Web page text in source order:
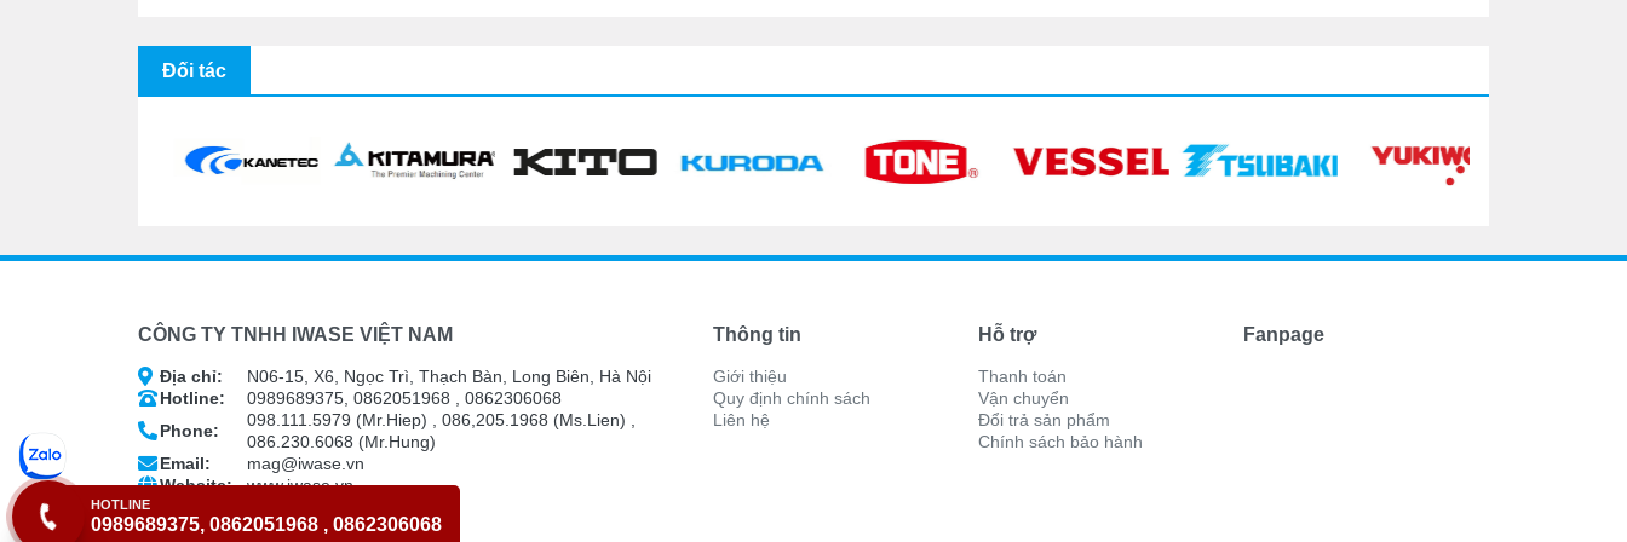
Đối tác
CÔNG TY TNHH IWASE VIỆT NAM
Địa chỉ:
N06-15, X6, Ngọc Trì, Thạch Bàn, Long Biên, Hà Nội
Hotline:
0989689375, 0862051968 , 0862306068
Phone:
098.111.5979 (Mr.Hiep) , 086,205.1968 (Ms.Lien) ,
086.230.6068 (Mr.Hung)
Email:
mag@iwase.vn
Website:
www.iwase.vn
Thông tin
Giới thiệu
Quy định chính sách
Liên hệ
Hỗ trợ
Thanh toán
Vận chuyển
Đổi trả sản phẩm
Chính sách bảo hành
Fanpage
HOTLINE
0989689375, 0862051968 , 0862306068